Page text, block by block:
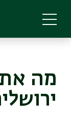
main
מה